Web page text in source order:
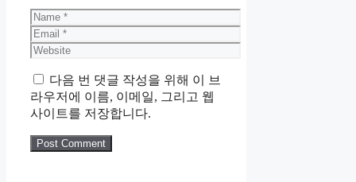
Name
Email
Website
다음 번 댓글 작성을 위해 이 브
라우저에 이름, 이메일, 그리고 웹
사이트를 저장합니다.